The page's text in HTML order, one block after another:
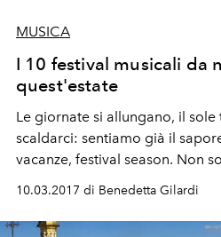
MUSICA
I 10 festival musicali da
quest'estate
Le giornate si allungano, il
scaldarci: sentiamo già il
vacanze, festival season. Non
man o Sonar: ecco la lista dei
ogni parte del mondo.
10.03.2017 di Benedetta Gilardi